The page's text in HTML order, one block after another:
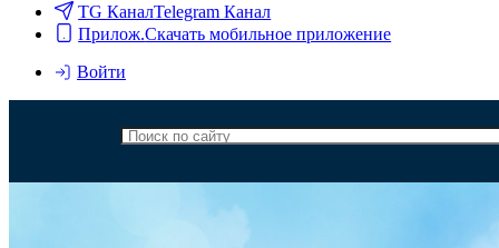
TG КаналTelegram Канал
Прилож.Скачать мобильное приложение
Войти